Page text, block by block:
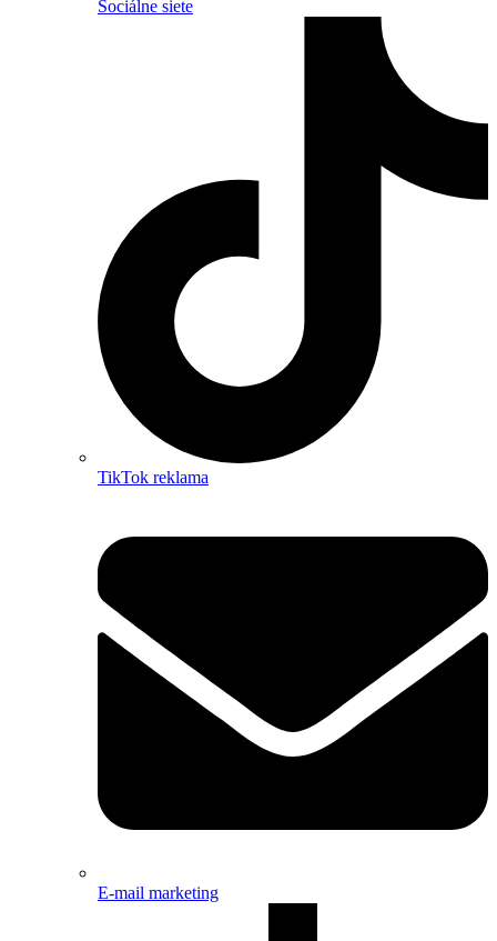
Sociálne siete
TikTok reklama
E-mail marketing